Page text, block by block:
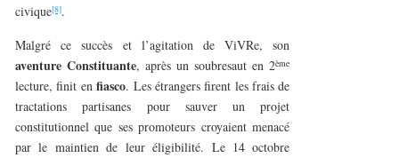
civique[8].
Malgré ce succès et l’agitation de ViVRe, son
aventure Constituante, après un soubresaut en 2ème
lecture, finit enfiasco. Les étrangers firent les frais de
tractations partisanes pour sauver un projet
constitutionnel que ses promoteurs croyaient menacé
par le maintien de leur éligibilité. Le 14 octobre